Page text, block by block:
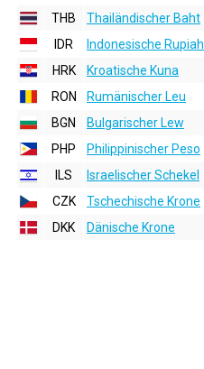
THB
Thailändischer Baht
IDR
Indonesische Rupiah
HRK
Kroatische Kuna
RON
Rumänischer Leu
BGN
Bulgarischer Lew
PHP
Philippinischer Peso
ILS
Israelischer Schekel
CZK
Tschechische Krone
DKK
Dänische Krone